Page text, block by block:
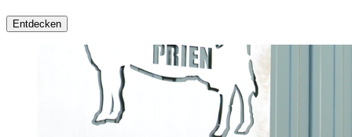
Entdecken